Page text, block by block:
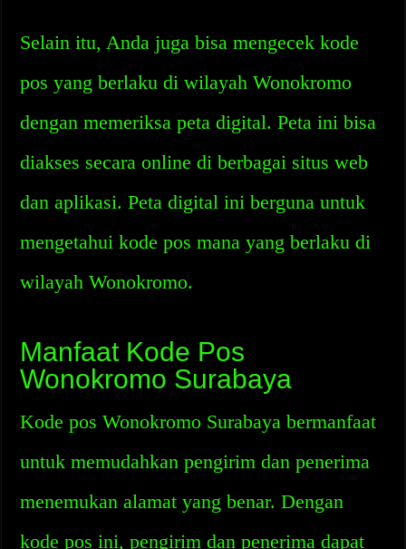
Selain itu, Anda juga bisa mengecek kode
pos yang berlaku di wilayah Wonokromo
dengan memeriksa peta digital. Peta ini bisa
diakses secara online di berbagai situs web
dan aplikasi. Peta digital ini berguna untuk
mengetahui kode pos mana yang berlaku di
wilayah Wonokromo.
Manfaat Kode Pos
Wonokromo Surabaya
Kode pos Wonokromo Surabaya bermanfaat
untuk memudahkan pengirim dan penerima
menemukan alamat yang benar. Dengan
kode pos ini, pengirim dan penerima dapat